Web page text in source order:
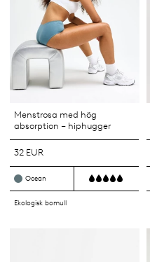
Menstrosa med hög
absorption – hiphugger
32 EUR
Ocean
Ekologisk bomull